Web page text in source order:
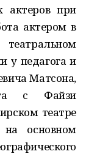
актеров при
актером в
у педагога и
Матсона,
с Файзи
театре
основном